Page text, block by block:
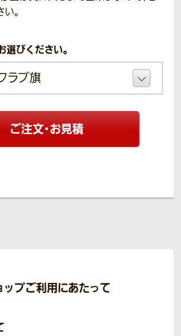
。
びください。
ご注文・お見積
ップご利用にあたって